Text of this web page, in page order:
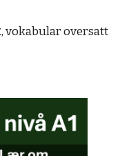
, vokabular oversatt